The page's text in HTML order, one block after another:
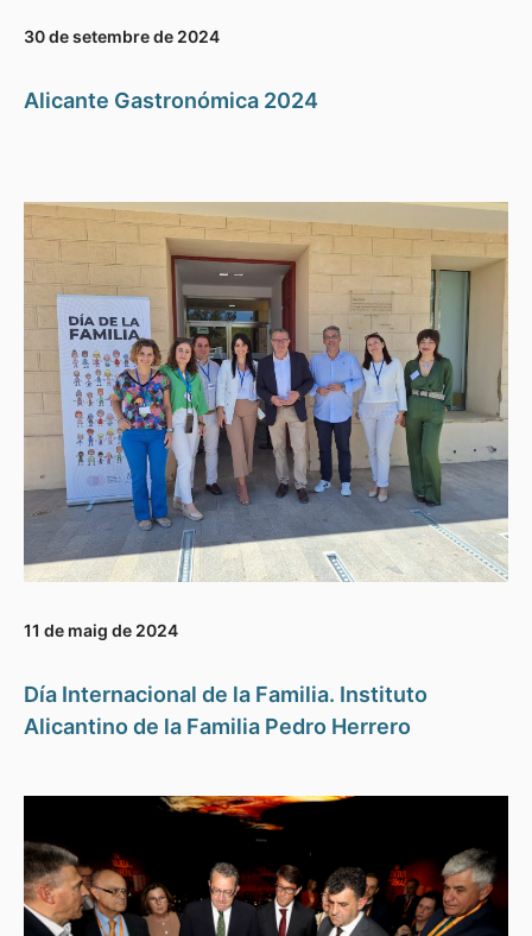
30 de setembre de 2024
Alicante Gastronómica 2024
11 de maig de 2024
Día Internacional de la Familia. Instituto
Alicantino de la Familia Pedro Herrero